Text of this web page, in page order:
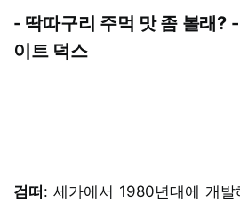
- 딱따구리 주먹 맛 좀 볼래?
이트 덕스
검떠: 세가에서 1980년대에 개발